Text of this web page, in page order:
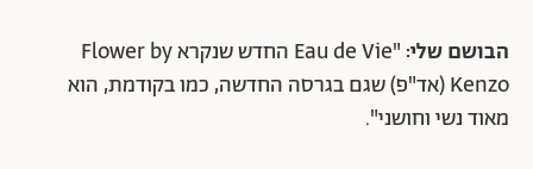
הבושם שלי:
"Eau de Vie החדש שנקרא Flower by
Kenzo (אד"פ) שגם בגרסה החדשה, כמו בקודמת, הוא
מאוד נשי וחושני".